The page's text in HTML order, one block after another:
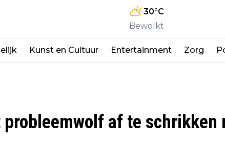
30°C
Bewolkt
Kunst en Cultuur Entertainment Zorg
af te schrikken